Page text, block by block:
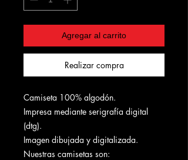
Agregar al carrito
Realizar compra
Camiseta 100% algodón.
Impresa mediante serigrafía digital
(dtg).
Imagen dibujada y digitalizada.
Nuestras camisetas son: